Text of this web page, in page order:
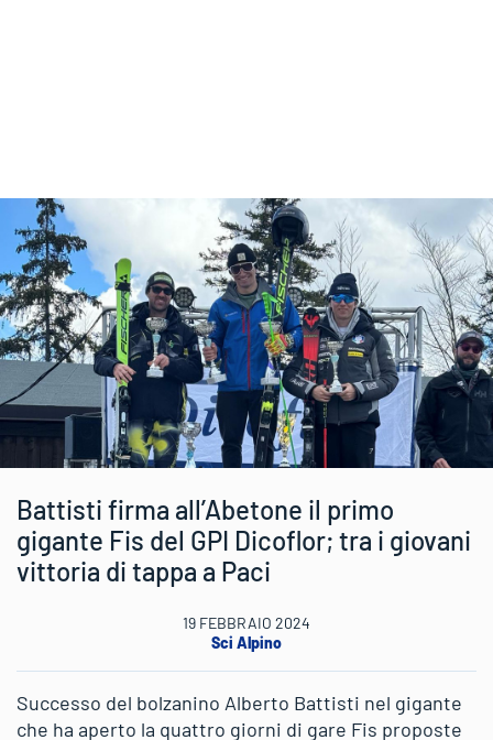
Battisti firma all’Abetone il primo
gigante Fis del GPI Dicoflor; tra i giovani
vittoria di tappa a Paci
19 FEBBRAIO 2024
Sci Alpino
Successo del bolzanino Alberto Battisti nel gigante
che ha aperto la quattro giorni di gare Fis proposte